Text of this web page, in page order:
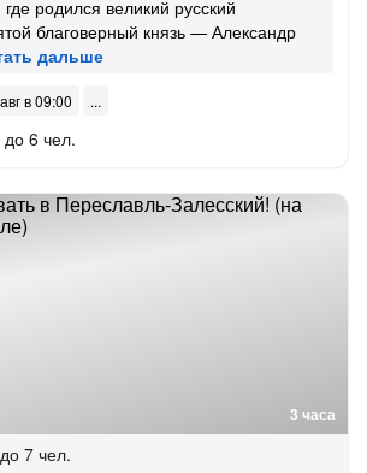
родился великий русский
благоверный князь — Александр
в 09:00
6 чел.
3 часа
до 7 чел.